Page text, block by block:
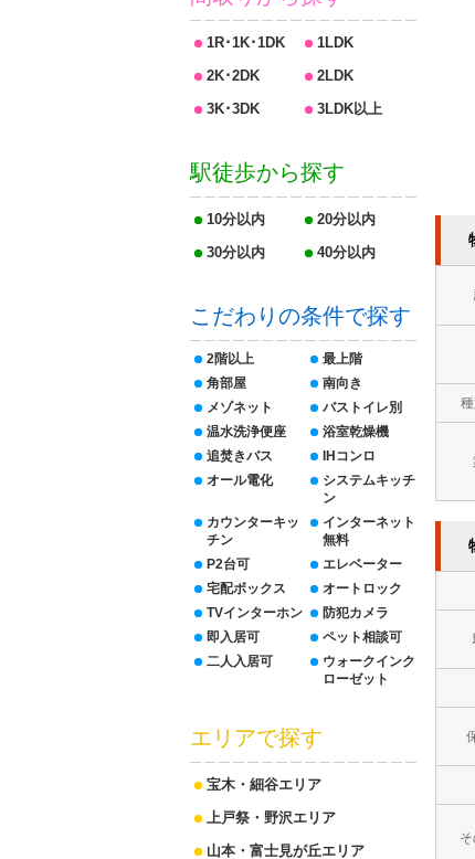
1R･1K･1DK
1LDK
2K･2DK
2LDK
3K･3DK
3LDK以上
駅徒歩から探す
10分以内
20分以内
30分以内
40分以内
こだわりの条件で探す
2階以上
最上階
角部屋
南向き
メゾネット
バストイレ別
温水洗浄便座
浴室乾燥機
追焚きバス
IHコンロ
オール電化
システムキッチ
ン
カウンターキッ
チン
インターネット
無料
P2台可
エレベーター
宅配ボックス
オートロック
TVインターホン
防犯カメラ
即入居可
ペット相談可
二人入居可
ウォークインク
ローゼット
エリアで探す
宝木・細谷エリア
上戸祭・野沢エリア
山本・富士見が丘エリア